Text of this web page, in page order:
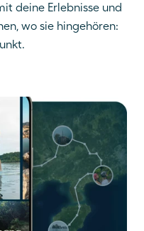
deine Erlebnisse und
wo sie hingehören: